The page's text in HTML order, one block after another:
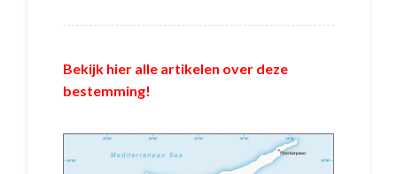
Bekijk hier alle artikelen over deze
bestemming!